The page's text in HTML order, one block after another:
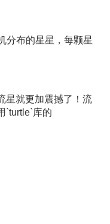
分布的星星，每颗星
星就更加震撼了！流
`turtle`库的